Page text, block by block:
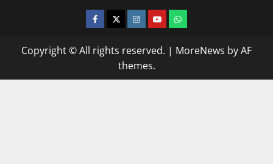
facebooktwitterinstagram.com
youtubewhatsapp
Copyright © All rights reserved. | MoreNews by AF
themes.